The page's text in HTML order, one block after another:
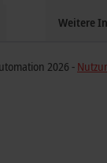
Weitere
2026 -